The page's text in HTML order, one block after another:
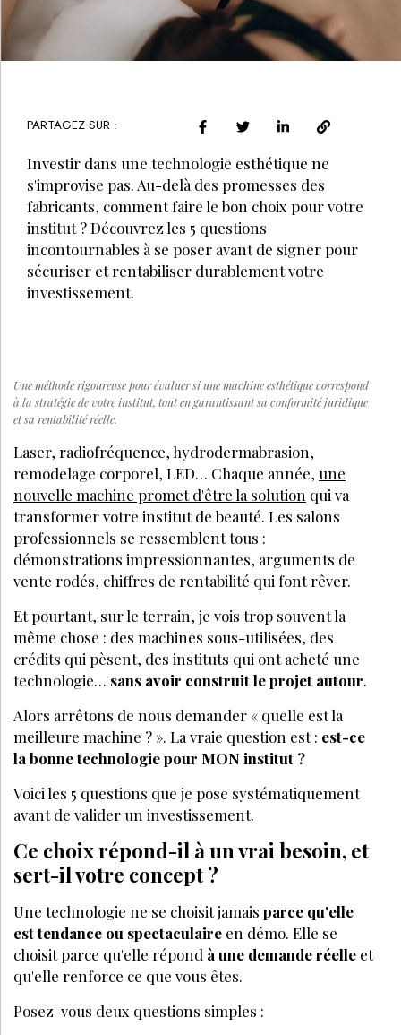
PARTAGEZ SUR :
Investir dans une technologie esthétique ne
s'improvise pas. Au-delà des promesses des
fabricants, comment faire le bon choix pour votre
institut ? Découvrez les 5 questions
incontournables à se poser avant de signer pour
sécuriser et rentabiliser durablement votre
investissement.
Une méthode rigoureuse pour évaluer si une machine esthétique correspond
à la stratégie de votre institut, tout en garantissant sa conformité juridique
et sa rentabilité réelle.
Laser, radiofréquence, hydrodermabrasion,
remodelage corporel, LED… Chaque année, une
nouvelle machine promet d'être la solution qui va
transformer votre institut de beauté. Les salons
professionnels se ressemblent tous :
démonstrations impressionnantes, arguments de
vente rodés, chiffres de rentabilité qui font rêver.
Et pourtant, sur le terrain, je vois trop souvent la
même chose : des machines sous-utilisées, des
crédits qui pèsent, des instituts qui ont acheté une
technologie… sans avoir construit le projet autour.
Alors arrêtons de nous demander « quelle est la
meilleure machine ? ». La vraie question est : est-ce
la bonne technologie pour MON institut ?
Voici les 5 questions que je pose systématiquement
avant de valider un investissement.
Ce choix répond-il à un vrai besoin, et
sert-il votre concept ?
Une technologie ne se choisit jamais parce qu'elle
est tendance ou spectaculaire en démo. Elle se
choisit parce qu'elle répond à une demande réelle et
qu'elle renforce ce que vous êtes.
Posez-vous deux questions simples :